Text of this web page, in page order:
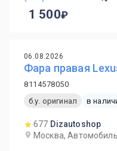
1 500
06.08.2026
Фара правая
8114578050
б.у. оригинал
в
677 Dizautoshop
Москва,